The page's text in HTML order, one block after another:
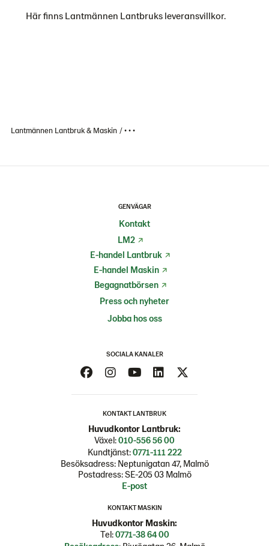
Här finns Lantmännen Lantbruks leveransvillkor.
Lantmännen Lantbruk & Maskin • • •
GENVÄGAR
Kontakt
LM2
E-handel Lantbruk
E-handel Maskin
Begagnatbörsen
Press och nyheter
Jobba hos oss
SOCIALA KANALER
KONTAKT LANTBRUK
Huvudkontor Lantbruk:
Växel:010-556 56 00
Kundtjänst:0771-111 222
Besöksadress: Neptunigatan 47, Malmö
Postadress: SE-205 03 Malmö
E-post
KONTAKT MASKIN
Huvudkontor Maskin:
Tel:0771-38 64 00